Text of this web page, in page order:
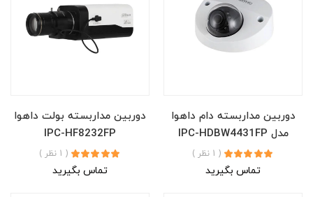
دوربین مداربسته دام داهوا
مدل IPC-HDBW4431FP
( 1 نظر )
تماس بگیرید
دوربین مداربسته بولت داهوا
IPC-HF8232FP
( 1 نظر )
تماس بگیرید